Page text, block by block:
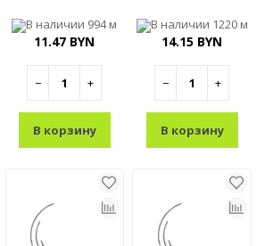
В наличии 994 м
11.47 BYN
− +
В корзину
В наличии 1220 м
14.15 BYN
− +
В корзину